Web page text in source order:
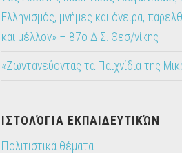
Ελληνισμός, μνήμες και όνειρα,
και μέλλον» – 87ο Δ.Σ. Θεσ/νίκης
«Ζωντανεύοντας τα Παιχνίδια της
IΣΤΟΛΌΓΙΑ ΕΚΠΑΙΔΕΥΤΙΚΏΝ
Πολιτιστικά θέματα